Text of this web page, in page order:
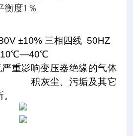
衡度1 ％
±10% 三相四线 50HZ
10℃—40℃
重影响变压器绝缘的气体
积灰尘、污垢及其它